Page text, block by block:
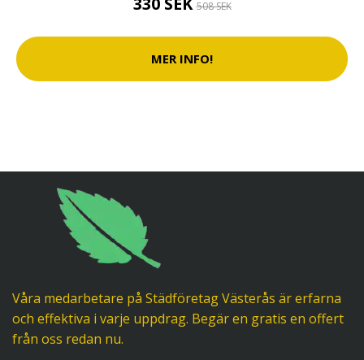
508 SEK
MER INFO!
Våra medarbetare på Städföretag Västerås är erfarna
och effektiva i varje uppdrag. Begär en gratis en offert
från oss redan nu.